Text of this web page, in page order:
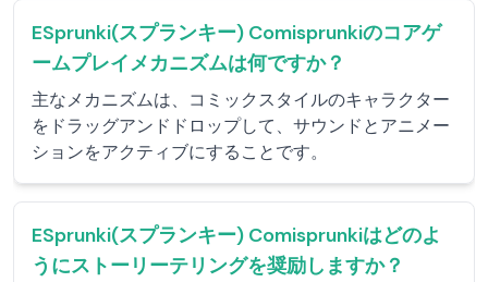
ESprunki(スプランキー) Comisprunkiのコアゲ
ームプレイメカニズムは何ですか？
主なメカニズムは、コミックスタイルのキャラクター
をドラッグアンドドロップして、サウンドとアニメー
ションをアクティブにすることです。
ESprunki(スプランキー) Comisprunkiはどのよ
うにストーリーテリングを奨励しますか？